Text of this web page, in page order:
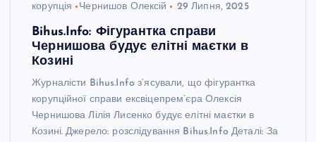
корупція Чернишов Олексій 29 Липня, 2025
Bihus.Info: Фігурантка справи
Чернишова будує елітні маєтки в
Козині
Журналісти Bihus.Info з’ясували, що фігурантка
корупційної справи ексвіцепрем’єра Олексія
Чернишова Лілія Лисенко будує елітні маєтки в
Козині. Джерело: розслідування Bihus.Info Деталі: За